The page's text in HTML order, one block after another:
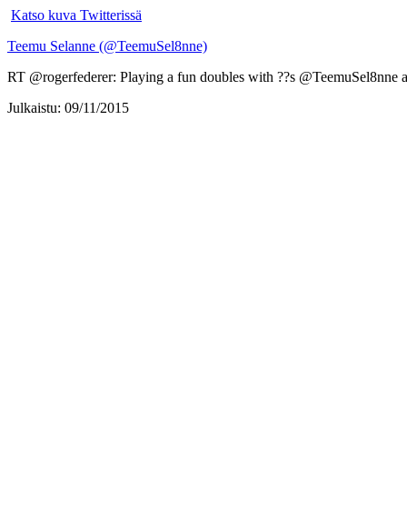
Katso kuva Twitterissä
Teemu Selanne (@TeemuSel8nne)
RT @rogerfederer: Playing a fun doubles with ??s
Julkaistu: 09/11/2015